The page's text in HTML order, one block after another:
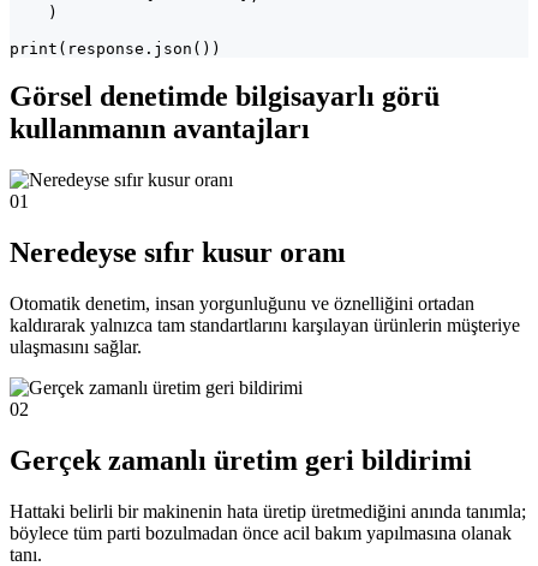
    )
print(response.json())
Görsel denetimde bilgisayarlı görü
kullanmanın avantajları
01
Neredeyse sıfır kusur oranı
Otomatik denetim, insan yorgunluğunu ve öznelliğini ortadan
kaldırarak yalnızca tam standartlarını karşılayan ürünlerin müşteriye
ulaşmasını sağlar.
02
Gerçek zamanlı üretim geri bildirimi
Hattaki belirli bir makinenin hata üretip üretmediğini anında tanımla;
böylece tüm parti bozulmadan önce acil bakım yapılmasına olanak
tanı.